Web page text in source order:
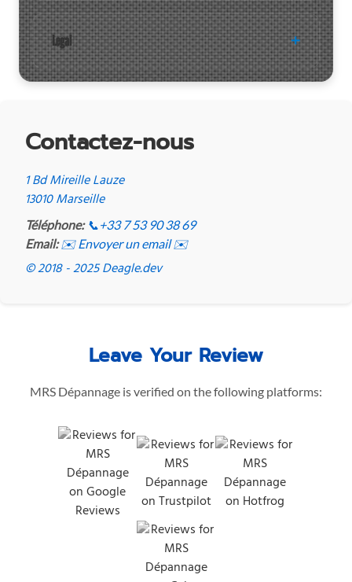
Legal
Contactez-nous
1 Bd Mireille Lauze
13010 Marseille
Téléphone: 📞 +33 7 53 90 38 69
Email: ✉️ Envoyer un email ✉️
© 2018 - 2025 Deagle.dev
Leave Your Review
MRS Dépannage is verified on the following platforms: